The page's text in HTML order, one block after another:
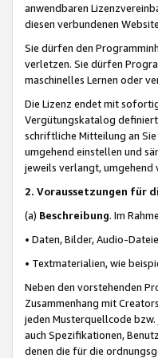
anwendbaren
diesen verbundenen
Sie dürfen den
verletzen. Sie dürfen
maschinelles Lernen oder
Die Lizenz endet mit
Vergütungskatalog
schriftliche Mitteilung an
umgehend einstellen und
jeweils verlangt, umgehend
2. Voraussetzungen für
(a) Beschreibung. Im
• Daten, Bilder, Audio-
• Textmaterialien, wie
Neben den vorstehenden
Zusammenhang mit
jeden Musterquellcode
auch Spezifikationen,
denen die für die